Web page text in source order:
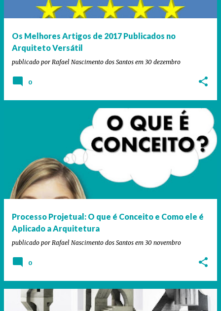
Os Melhores Artigos de 2017 Publicados no
Arquiteto Versátil
publicado por Rafael Nascimento dos Santos em 30 dezembro
0
Processo Projetual: O que é Conceito e Como ele é
Aplicado a Arquitetura
publicado por Rafael Nascimento dos Santos em 30 novembro
0